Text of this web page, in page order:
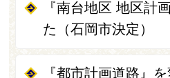
『南台地区 地区計
た（石岡市決定）
『都市計画道路』